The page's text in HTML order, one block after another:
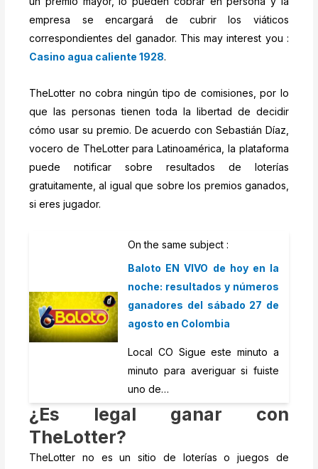
empresa se encargará de cubrir los viáticos
correspondientes del ganador. This may interest you :
Casino agua caliente 1928.
TheLotter no cobra ningún tipo de comisiones, por lo
que las personas tienen toda la libertad de decidir
cómo usar su premio. De acuerdo con Sebastián Díaz,
vocero de TheLotter para Latinoamérica, la plataforma
puede notificar sobre resultados de loterías
gratuitamente, al igual que sobre los premios ganados,
si eres jugador.
On the same subject :
Baloto EN VIVO de hoy en la
noche: resultados y números
ganadores del sábado 27 de
agosto en Colombia
Local CO Sigue este minuto a
minuto para averiguar si fuiste
uno de…
¿Es legal ganar con
TheLotter?
TheLotter no es un sitio de loterías o juegos de